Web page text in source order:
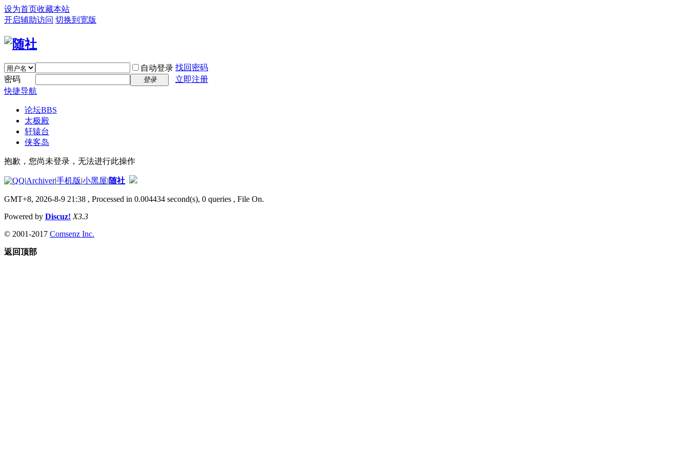
设为首页收藏本站
开启辅助访问 切换到宽版
自动登录 找回密码
密码
登录
立即注册
快捷导航
论坛BBS
太极殿
轩辕台
侠客岛
抱歉，您尚未登录，无法进行此操作
|Archiver|手机版|小黑屋|随社
GMT+8, 2026-8-9 21:38 , Processed in 0.004434 second(s), 0 queries , File On.
Powered by Discuz! X3.3
© 2001-2017 Comsenz Inc.
返回顶部